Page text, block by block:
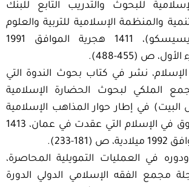
للبحوث والتدريب التابع للبنك
والمنظمة الإسلامية للتربية والعلوم
والثقافة (أيسيسكو)، 1411 هجرية الموافق 1991
ص (455-488).
نشر في كتاب بحوث الندوة التي
الملكي لبحوث الحضارة الإسلامية
في إطار حوار المذاهب الإسلامية
بعنوان الحقوق في الإسلام التي عقدت في عمان، 1413
(181-233).
في العمليات التمويلية المحاصرة،
مجمع الفقه الإسلامي الدولي الدورة